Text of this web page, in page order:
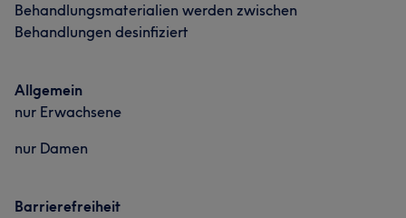
Behandlungsmaterialien werden zwischen
Behandlungen desinfiziert
Allgemein
nur Erwachsene
nur Damen
Barrierefreiheit